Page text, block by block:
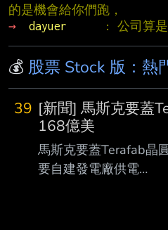
的是機會給你們跑，
→
dayuer
: 公司算是
💰 股票 Stock 版：熱
39 [新聞] 馬斯克要蓋
168億美
馬斯克要蓋Terafab晶
要自建發電廠供電